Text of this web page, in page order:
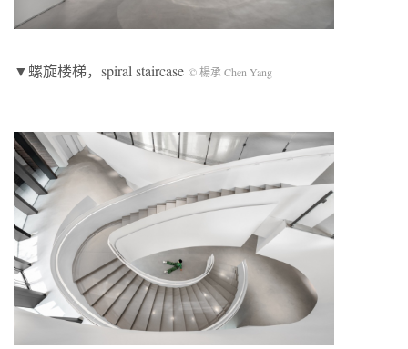
▼螺旋楼梯，spiral staircase © 楊承 Chen Yang